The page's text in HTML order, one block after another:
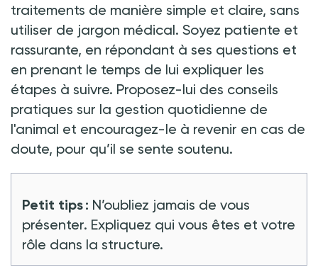
traitements de manière simple et claire, sans
utiliser de jargon médical. Soyez patiente et
rassurante, en répondant à ses questions et
en prenant le temps de lui expliquer les
étapes à suivre. Proposez-lui des conseils
pratiques sur la gestion quotidienne de
l'animal et encouragez-le à revenir en cas de
doute, pour qu’il se sente soutenu.
Petit tips : N’oubliez jamais de vous
présenter. Expliquez qui vous êtes et votre
rôle dans la structure.